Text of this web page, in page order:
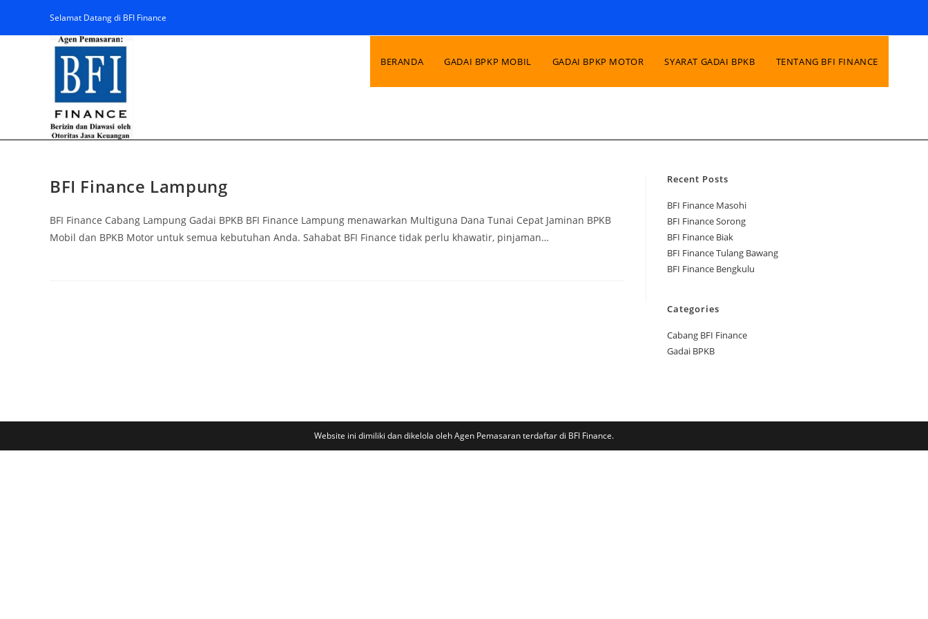
Selamat Datang di BFI Finance
BERANDA GADAI BPKP MOBIL GADAI BPKP MOTOR SYARAT GADAI BPKB TENTANG BFI FINANCE
BFI Finance Lampung
BFI Finance Cabang Lampung Gadai BPKB BFI Finance Lampung menawarkan Multiguna Dana Tunai Cepat Jaminan BPKB
Mobil dan BPKB Motor untuk semua kebutuhan Anda. Sahabat BFI Finance tidak perlu khawatir, pinjaman…
Recent Posts
BFI Finance Masohi
BFI Finance Sorong
BFI Finance Biak
BFI Finance Tulang Bawang
BFI Finance Bengkulu
Categories
Cabang BFI Finance
Gadai BPKB
Website ini dimiliki dan dikelola oleh Agen Pemasaran terdaftar di BFI Finance.